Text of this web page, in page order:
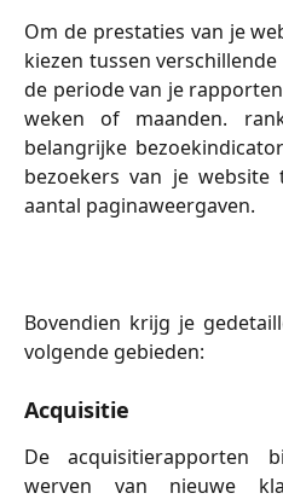
Om de prestaties van je
kiezen tussen
de periode van je
weken of maanden.
belangrijke
bezoekers van je
aantal paginaweergaven.
Bovendien krijg je
volgende gebieden:
Acquisitie
De acquisitierapporten
werven van nieuwe